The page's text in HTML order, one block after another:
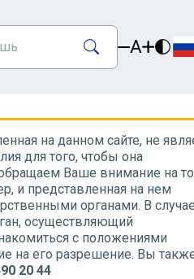
A
на данном сайте, не
для того, чтобы она
Ваше внимание на
и представленная на нем
органами. В случае
осуществляющий
с положениями
на его разрешение. Вы
20 44